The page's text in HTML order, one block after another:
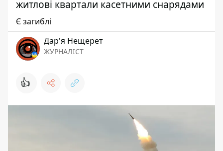
житлові квартали касетними снарядами
Є загиблі
Дар'я Нещерет
ЖУРНАЛІСТ
👍